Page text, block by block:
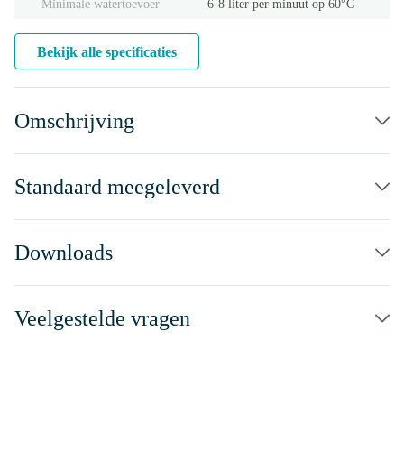
Minimale watertoevoer 6-8 liter per minuut op 60°C
Bekijk alle specificaties
Omschrijving
Standaard meegeleverd
Downloads
Veelgestelde vragen